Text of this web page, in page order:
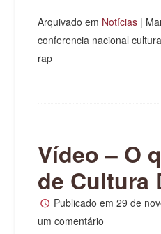
Arquivado em Notícias |
conferencia nacional
rap
Vídeo – O
de Cultura
Publicado em 29 de
um comentário